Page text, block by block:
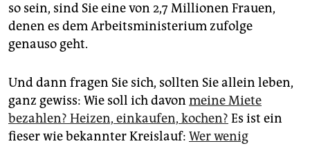
so sein, sind Sie eine von 2,7 Millionen Frauen,
denen es dem Arbeitsministerium zufolge
genauso geht.
Und dann fragen Sie sich, sollten Sie allein leben,
ganz gewiss: Wie soll ich davon meine Miete
bezahlen? Heizen, einkaufen, kochen? Es ist ein
fieser wie bekannter Kreislauf: Wer wenig